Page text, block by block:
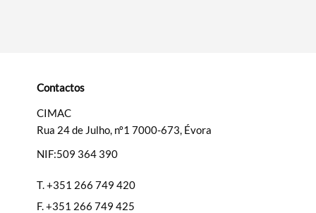
Categorias gerais
Contactos
CIMAC
Rua 24 de Julho, nº1 7000-673, Évora
NIF:509 364 390
T.+351 266 749 420
F.+351 266 749 425